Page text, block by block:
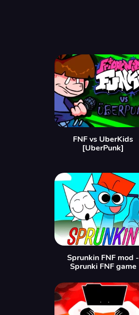
FNF vs UberKids
[UberPunk]
Sprunkin FNF mod -
Sprunki FNF game